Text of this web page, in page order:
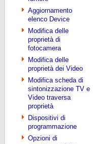
Aggiornamento
elenco Device
Modifica delle
proprietà di
fotocamera
Modifica delle
proprietà dei Video
Modifica scheda di
sintonizzazione TV e
Video traversa
proprietà
Dispositivi di
programmazione
Opzioni di